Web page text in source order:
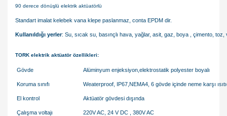
90 derece dönüşlü elektrik aktüatörlü
Standart imalat kelebek vana klepe paslanmaz, conta EPDM dir.
Kullanıldığı yerler: Su, sıcak su, basınçlı hava, yağlar, asit, gaz, boya , çimento, toz,
TORK elektrik aktüatör özellikleri:
Gövde Alüminyum enjeksiyon,elektrostatik polyester boyalı
Koruma sınıfı Weaterproof, IP67,NEMA4, 6 gövde içinde neme karşı
El kontrol Aktüatör gövdesi dışında
Çalışma voltajı 220V AC, 24 V DC , 380V AC